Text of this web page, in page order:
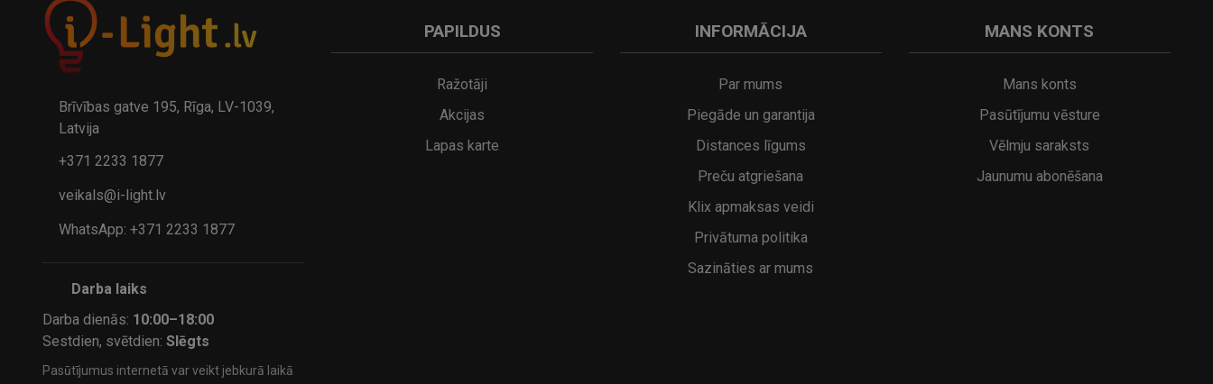
Brīvības gatve 195, Rīga, LV-1039,
Latvija
+371 2233 1877
veikals@i-light.lv
WhatsApp: +371 2233 1877
Darba laiks
Darba dienās: 10:00–18:00
Sestdien, svētdien:Slēgts
Pasūtījumus internetā var veikt jebkurā laikā
PAPILDUS
Ražotāji
Akcijas
Lapas karte
INFORMĀCIJA
Par mums
Piegāde un garantija
Distances līgums
Preču atgriešana
Klix apmaksas veidi
Privātuma politika
Sazināties ar mums
MANS KONTS
Mans konts
Pasūtījumu vēsture
Vēlmju saraksts
Jaunumu abonēšana